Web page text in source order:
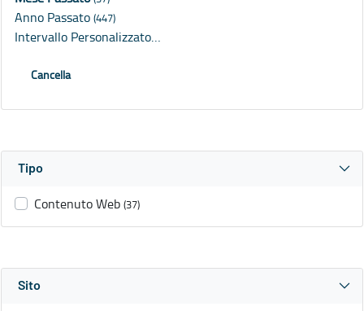
Anno Passato (447)
Intervallo Personalizzato…
Cancella
Tipo
Contenuto Web (37)
Sito